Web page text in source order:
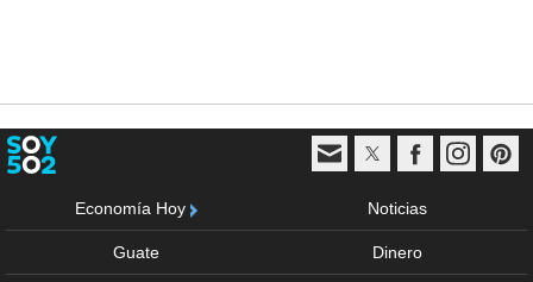
Economía Hoy Noticias
Guate Dinero